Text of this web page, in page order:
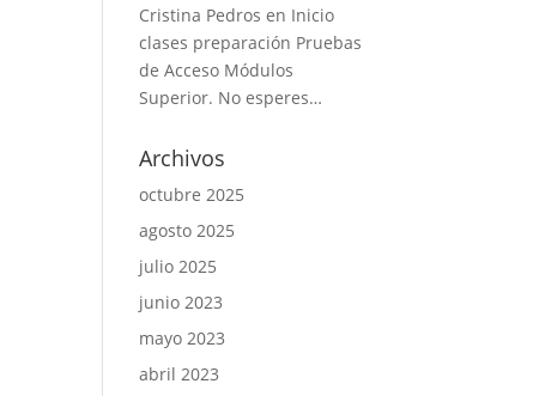
Cristina Pedros en Inicio
clases preparación Pruebas
de Acceso Módulos
Superior. No esperes…
Archivos
octubre 2025
agosto 2025
julio 2025
junio 2023
mayo 2023
abril 2023